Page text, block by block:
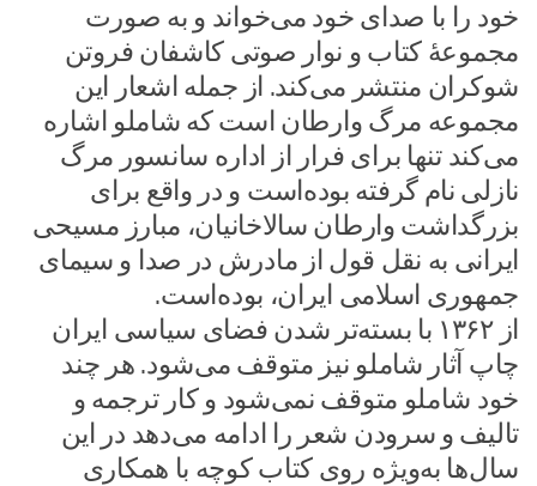
خود را با صدای خود می‌خواند و به صورت
مجموعهٔ کتاب و نوار صوتی کاشفان فروتن
شوکران منتشر می‌کند. از جمله اشعار این
مجموعه مرگ وارطان است که شاملو اشاره
می‌کند تنها برای فرار از اداره سانسور مرگ
نازلی نام گرفته بوده‌است و در واقع برای
بزرگداشت وارطان سالاخانیان، مبارز مسیحی
ایرانی به نقل قول از مادرش در صدا و سیمای
جمهوری اسلامی ایران، بوده‌است.
از ۱۳۶۲ با بسته‌تر شدن فضای سیاسی ایران
چاپ آثار شاملو نیز متوقف می‌شود. هر چند
خود شاملو متوقف نمی‌شود و کار ترجمه و
تالیف و سرودن شعر را ادامه می‌دهد در این
سال‌ها به‌ویژه روی کتاب کوچه با همکاری